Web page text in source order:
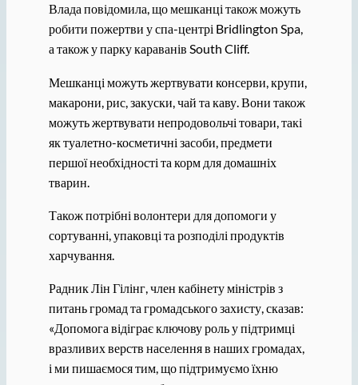
Влада повідомила, що мешканці також можуть
робити пожертви у спа-центрі Bridlington Spa,
а також у парку караванів South Cliff.
Мешканці можуть жертвувати консерви, крупи,
макарони, рис, закуски, чай та каву. Вони також
можуть жертвувати непродовольчі товари, такі
як туалетно-косметичні засоби, предмети
першої необхідності та корм для домашніх
тварин.
Також потрібні волонтери для допомоги у
сортуванні, упаковці та розподілі продуктів
харчування.
Радник Лін Гілінг, член кабінету міністрів з
питань громад та громадського захисту, сказав:
«Допомога відіграє ключову роль у підтримці
вразливих верств населення в наших громадах,
і ми пишаємося тим, що підтримуємо їхню